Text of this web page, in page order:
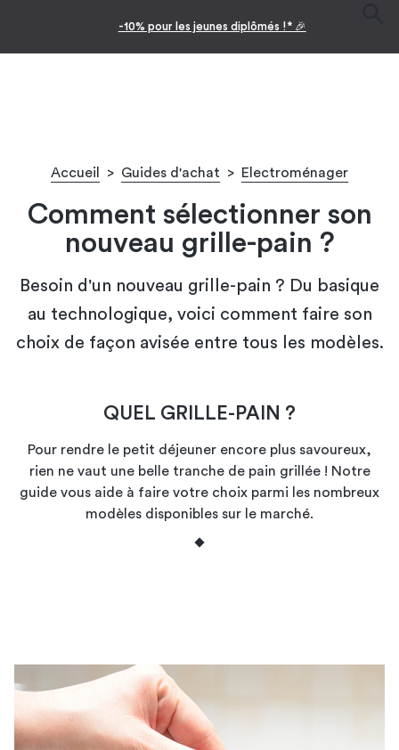
-10% pour les jeunes diplômés !* 🎉
Accueil > Guides d'achat > Electroménager
Comment sélectionner son
nouveau grille-pain ?
Besoin d'un nouveau grille-pain ? Du basique
au technologique, voici comment faire son
choix de façon avisée entre tous les modèles.
QUEL GRILLE-PAIN ?
Pour rendre le petit déjeuner encore plus savoureux,
rien ne vaut une belle tranche de pain grillée ! Notre
guide vous aide à faire votre choix parmi les nombreux
modèles disponibles sur le marché.